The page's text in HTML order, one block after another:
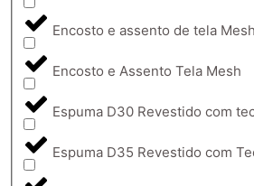
Encosto e assento de tela Mesh
Encosto e Assento Tela Mesh
Espuma D30 Revestido com
Espuma D35 Revestido com